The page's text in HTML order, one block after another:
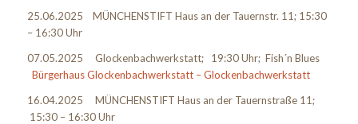
25.06.2025 MÜNCHENSTIFT Haus an der Tauernstr. 11; 15:30
– 16:30 Uhr
07.05.2025 Glockenbachwerkstatt; 19:30 Uhr; Fish´n Blues
Bürgerhaus Glockenbachwerkstatt – Glockenbachwerkstatt
16.04.2025 MÜNCHENSTIFT Haus an der Tauernstraße 11;
15:30 – 16:30 Uhr